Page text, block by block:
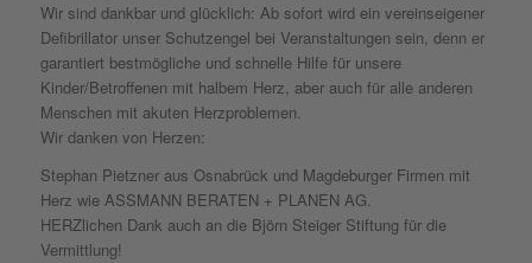
Wir sind dankbar und glücklich: Ab sofort wird ein vereinseigener
Defibrillator unser Schutzengel bei Veranstaltungen sein, denn er
garantiert bestmögliche und schnelle Hilfe für unsere
Kinder/Betroffenen mit halbem Herz, aber auch für alle anderen
Menschen mit akuten Herzproblemen.
Wir danken von Herzen:
Stephan Pietzner aus Osnabrück und Magdeburger Firmen mit
Herz wie ASSMANN BERATEN + PLANEN AG.
HERZlichen Dank auch an die Björn Steiger Stiftung für die
Vermittlung!